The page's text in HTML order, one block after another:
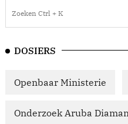
DOSIERS
Openbaar Ministerie
Onderzoek Aruba